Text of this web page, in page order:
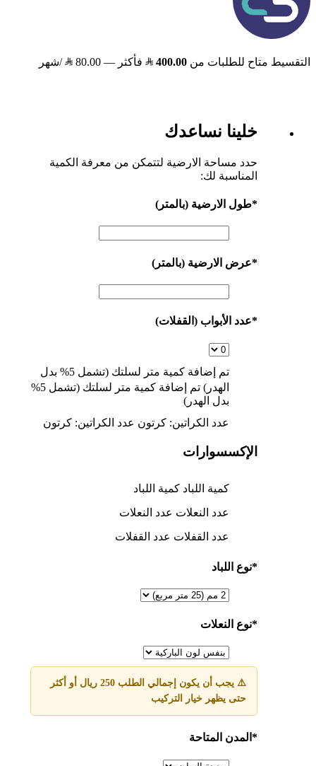
التقسيط متاح للطلبات من 400.00 فأكثر — 80.00 /شهر
خلينا نساعدك
حدد مساحة الارضية لتتمكن من معرفة الكمية
المناسبة لك:
*طول الارضية (بالمتر)
*عرض الارضية (بالمتر)
*عدد الأبواب (القفلات)
تم إضافة كمية
متر لسلتك (تشمل 5% بدل
الهدر) تم إضافة كمية
متر لسلتك (تشمل 5%
بدل الهدر)
عدد الكراتين: كرتون عدد الكراتين: كرتون
الإكسسوارات
كمية اللباد كمية اللباد
عدد النعلات عدد النعلات
عدد القفلات عدد القفلات
*نوع اللباد
*نوع النعلات
⚠️ يجب أن يكون إجمالي الطلب 250 ريال أو أكثر
حتى يظهر خيار التركيب
* المدن المتاحة